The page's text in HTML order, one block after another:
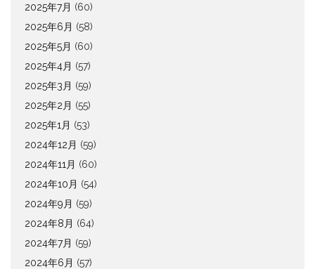
2025年7月 (60)
2025年6月 (58)
2025年5月 (60)
2025年4月 (57)
2025年3月 (59)
2025年2月 (55)
2025年1月 (53)
2024年12月 (59)
2024年11月 (60)
2024年10月 (54)
2024年9月 (59)
2024年8月 (64)
2024年7月 (59)
2024年6月 (57)